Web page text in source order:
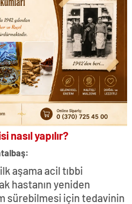
nasıl yapılır?
aşama acil tıbbi
hastanın yeniden
sürebilmesi için tedavinin